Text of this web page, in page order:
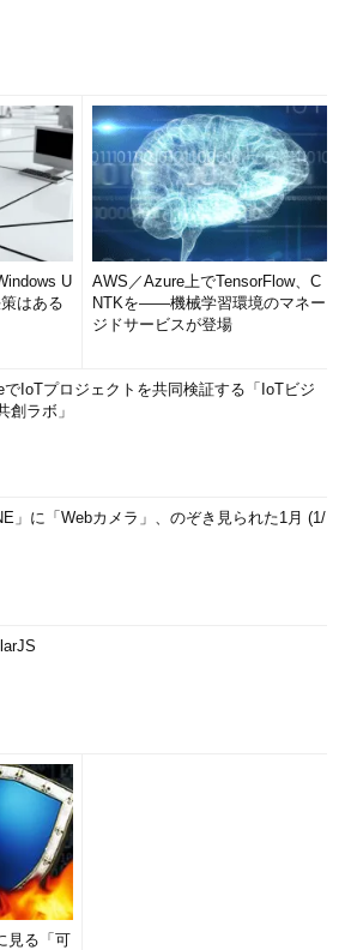
U
はある
AWS／Azure上でTensorFlow、C
NTKを――機械学習環境のマネー
ジドサービスが登場
でIoTプロジェクトを共同検証する「IoTビジ
創ラボ」
」に「Webカメラ」、のぞき見られた1月 (1/
見る「可